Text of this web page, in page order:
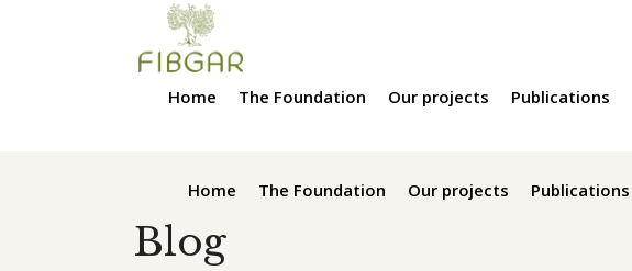
Home The Foundation Our projects Publications
Home The Foundation Our projects Publications
Blog